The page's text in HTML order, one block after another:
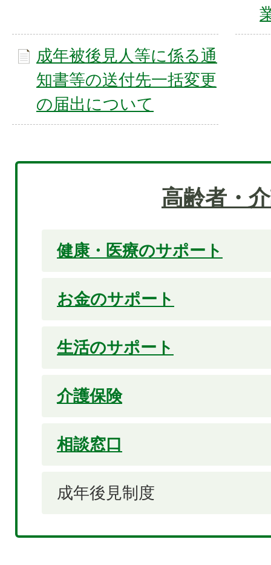
成年被後見人等に係る通
知書等の送付先一括変更
の届出について
高齢者・
健康・医療のサポート
お金のサポート
生活のサポート
介護保険
相談窓口
成年後見制度